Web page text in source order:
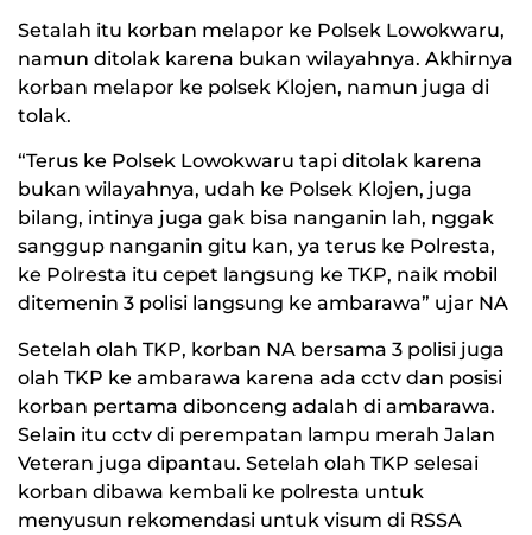
Setalah itu korban melapor ke Polsek Lowokwaru,
namun ditolak karena bukan wilayahnya. Akhirnya
korban melapor ke polsek Klojen, namun juga di
tolak.
“Terus ke Polsek Lowokwaru tapi ditolak karena
bukan wilayahnya, udah ke Polsek Klojen, juga
bilang, intinya juga gak bisa nanganin lah, nggak
sanggup nanganin gitu kan, ya terus ke Polresta,
ke Polresta itu cepet langsung ke TKP, naik mobil
ditemenin 3 polisi langsung ke ambarawa” ujar NA
Setelah olah TKP, korban NA bersama 3 polisi juga
olah TKP ke ambarawa karena ada cctv dan posisi
korban pertama dibonceng adalah di ambarawa.
Selain itu cctv di perempatan lampu merah Jalan
Veteran juga dipantau. Setelah olah TKP selesai
korban dibawa kembali ke polresta untuk
menyusun rekomendasi untuk visum di RSSA